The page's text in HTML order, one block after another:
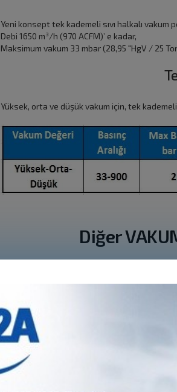
Yeni konsept tek kademeli sıvı halkalı vakum
Debi 1650 m³/h (970 ACFM)’ e kadar,
Maksimum vakum 33 mbar (28,95 "HgV / 25
Yüksek, orta ve düşük vakum için, tek kademeli
Diğer